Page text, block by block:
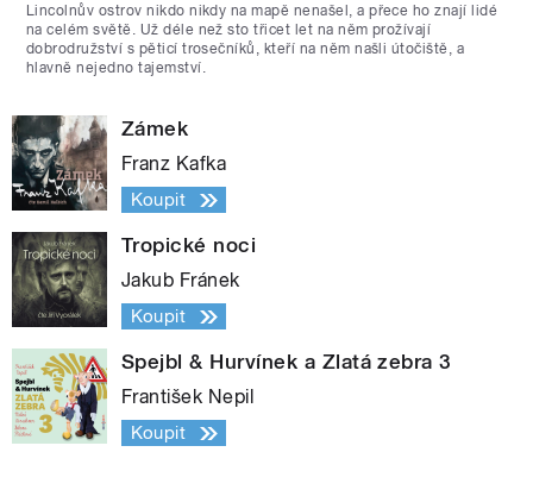
Lincolnův ostrov nikdo nikdy na mapě nenašel, a přece ho znají lidé
na celém světě. Už déle než sto třicet let na něm prožívají
dobrodružství s pěticí trosečníků, kteří na něm našli útočiště, a
hlavně nejedno tajemství.
Zámek
Franz Kafka
Koupit
Tropické noci
Jakub Fránek
Koupit
Spejbl & Hurvínek a Zlatá zebra 3
František Nepil
Koupit